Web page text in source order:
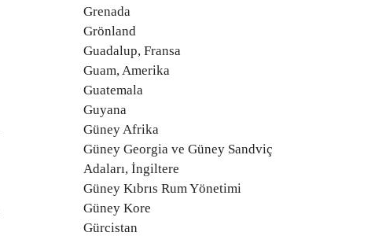
Grenada
Grönland
Guadalup, Fransa
Guam, Amerika
Guatemala
Guyana
Güney Afrika
Güney Georgia ve Güney Sandviç
Adaları, İngiltere
Güney Kıbrıs Rum Yönetimi
Güney Kore
Gürcistan